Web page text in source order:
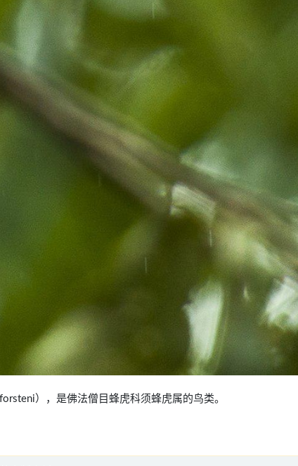
），是佛法僧目蜂虎科须蜂虎属的鸟类。